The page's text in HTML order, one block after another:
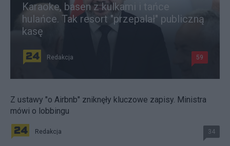
Karaoke, basen z kulkami i tańce
hulańce. Tak resort "przepalał" publiczną
kasę
Redakcja 59
Z ustawy "o Airbnb" zniknęły kluczowe zapisy. Ministra
mówi o lobbingu
Redakcja 34